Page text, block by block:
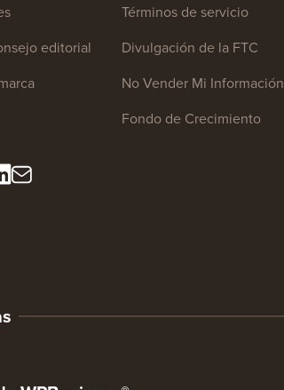
editorial
Términos de servicio
Divulgación de la FTC
No Vender Mi Información
Fondo de Crecimiento